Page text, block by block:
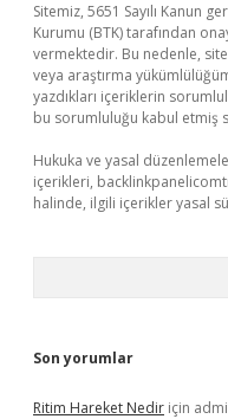
Sitemiz, 5651 Sayılı Kanun
Kurumu (BTK) tarafından
vermektedir. Bu nedenle,
veya araştırma
yazdıkları içeriklerin
bu sorumluluğu kabul etmiş
Hukuka ve yasal
içerikleri,
halinde, ilgili içerikler yasal
Son yorumlar
Ritim Hareket Nedir için